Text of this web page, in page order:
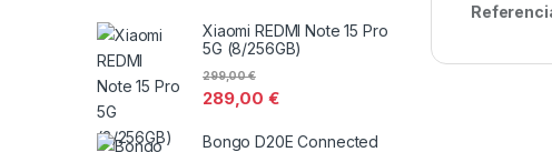
Xiaomi REDMI Note 15 Pro
5G (8/256GB)
289,00€
299,00€
Bongo D20E Connected